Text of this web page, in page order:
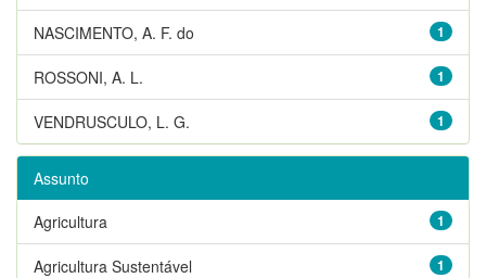
1
NASCIMENTO, A. F. do
1
ROSSONI, A. L.
1
VENDRUSCULO, L. G.
Assunto
1
Agricultura
1
Agricultura Sustentável